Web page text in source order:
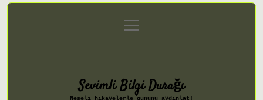
Gizlilik Politikası
menüyü
aç
Sevimli Bilgi Durağı
Neşeli hikayelerle gününü aydınlat!